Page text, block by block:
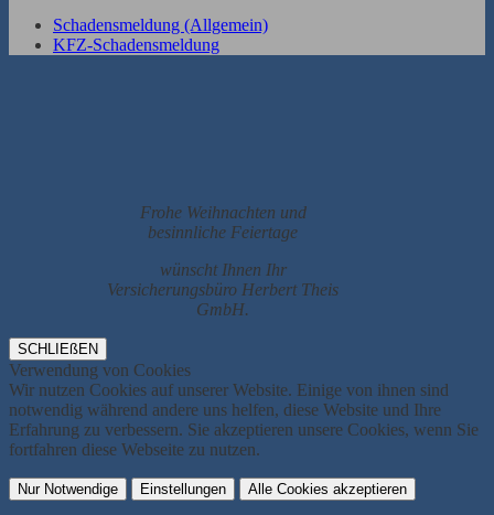
Schadensmeldung (Allgemein)
KFZ-Schadensmeldung
Frohe Weihnachten und
besinnliche Feiertage
wünscht Ihnen Ihr
Versicherungsbüro Herbert Theis
GmbH.
SCHLIEßEN
Verwendung von Cookies
Wir nutzen Cookies auf unserer Website. Einige von ihnen sind
notwendig während andere uns helfen, diese Website und Ihre
Erfahrung zu verbessern. Sie akzeptieren unsere Cookies, wenn Sie
fortfahren diese Webseite zu nutzen.
Nur Notwendige Einstellungen Alle Cookies akzeptieren